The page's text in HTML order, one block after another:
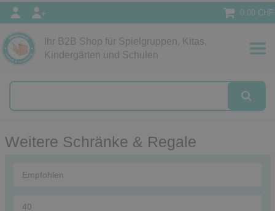
0.00 CHF
Ihr B2B Shop für Spielgruppen, Kitas,
Kindergärten und Schulen
Papeterie
Weitere Schränke & Regale